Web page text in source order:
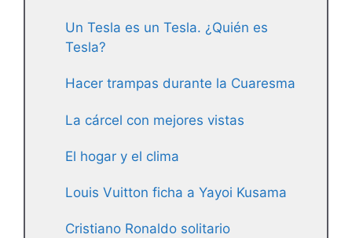
Un Tesla es un Tesla. ¿Quién es
Tesla?
Hacer trampas durante la Cuaresma
La cárcel con mejores vistas
El hogar y el clima
Louis Vuitton ficha a Yayoi Kusama
Cristiano Ronaldo solitario